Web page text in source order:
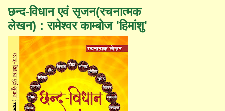
छन्द-विधान एवं सृजन(रचनात्मक
लेखन) : रामेश्वर काम्बोज 'हिमांशु'